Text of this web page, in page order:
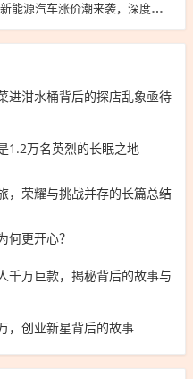
新能源汽车涨价潮来袭，深度解析背后的原因及影响
进泔水桶背后的探店乱象亟待
1.2万名英烈的长眠之地
，荣耀与挑战并存的长篇总结
何更开心？
千万巨款，揭秘背后的故事与
，创业新星背后的故事